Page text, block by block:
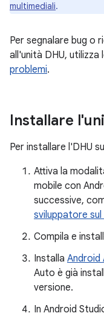
multimediali.
Per segnalare bug o
all'unità DHU, utilizza
problemi.
Installare
Per installare l'DHU
Attiva la
mobile con
successive,
sviluppatore
Compila e
Installa Android
Auto è già
versione.
In Android